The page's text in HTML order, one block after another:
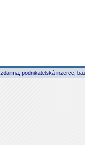
podnikatelská inzerce,